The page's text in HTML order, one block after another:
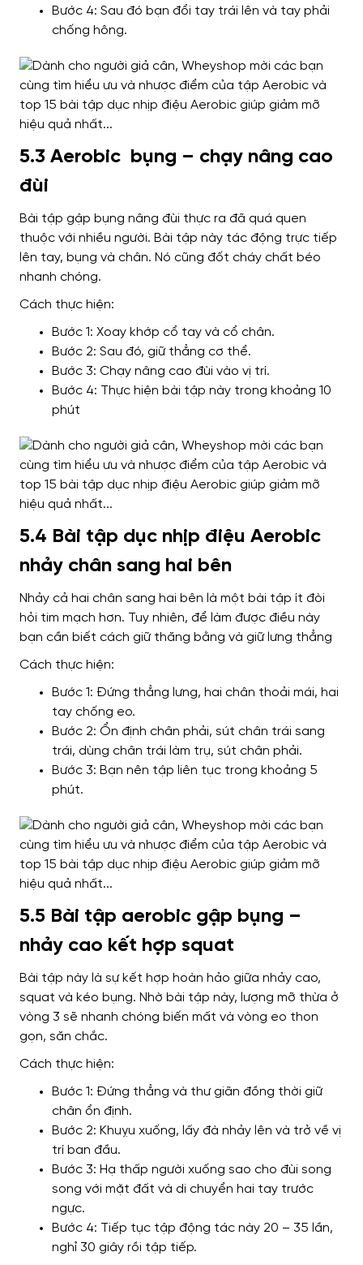
Bước 4: Sau đó bạn đổi tay trái lên và tay phải
chống hông.
5.3 Aerobic bụng – chạy nâng cao
đùi
Bài tập gập bụng nâng đùi thực ra đã quá quen
thuộc với nhiều người. Bài tập này tác động trực tiếp
lên tay, bụng và chân. Nó cũng đốt cháy chất béo
nhanh chóng.
Cách thực hiện:
Bước 1: Xoay khớp cổ tay và cổ chân.
Bước 2: Sau đó, giữ thẳng cơ thể.
Bước 3: Chạy nâng cao đùi vào vị trí.
Bước 4: Thực hiện bài tập này trong khoảng 10
phút
5.4 Bài tập dục nhịp điệu Aerobic
nhảy chân sang hai bên
Nhảy cả hai chân sang hai bên là một bài tập ít đòi
hỏi tim mạch hơn. Tuy nhiên, để làm được điều này
bạn cần biết cách giữ thăng bằng và giữ lưng thẳng
Cách thực hiện:
Bước 1: Đứng thẳng lưng, hai chân thoải mái, hai
tay chống eo.
Bước 2: Ổn định chân phải, sút chân trái sang
trái, dùng chân trái làm trụ, sút chân phải.
Bước 3: Bạn nên tập liên tục trong khoảng 5
phút.
5.5 Bài tập aerobic gập bụng –
nhảy cao kết hợp squat
Bài tập này là sự kết hợp hoàn hảo giữa nhảy cao,
squat và kéo bụng. Nhờ bài tập này, lượng mỡ thừa ở
vòng 3 sẽ nhanh chóng biến mất và vòng eo thon
gọn, săn chắc.
Cách thực hiện:
Bước 1: Đứng thẳng và thư giãn đồng thời giữ
chân ổn định.
Bước 2: Khuỵu xuống, lấy đà nhảy lên và trở về vị
trí ban đầu.
Bước 3: Hạ thấp người xuống sao cho đùi song
song với mặt đất và di chuyển hai tay trước
ngực.
Bước 4: Tiếp tục tập động tác này 20 – 35 lần,
nghỉ 30 giây rồi tập tiếp.